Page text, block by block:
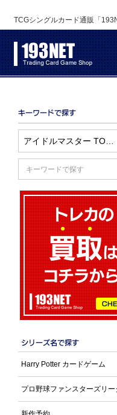
TCGシングルカード通販「
Harry Potter カードゲーム
プロ野球ファンスターズリー